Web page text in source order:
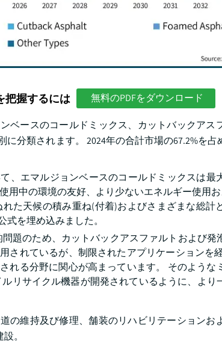
把握するには 無料のPDFをダウンロード
ベースのコールドミックス、カットバックアス
分類されます。 2024年の合計市場の67.2%を
、エマルジョンベースのコールドミックスは最
用中の環境の友好、より少ないエネルギー使用
た天候の積み重ね(付着)およびさまざまな総計
を埋め込みました。
題のため、カットバックアスファルトおよび
されているが、制限されたアプリケーションを
れる分野に関心が高まっています。 そのような
リサイクル機器が開発されているように、より
の維持及び修理、舗装のリハビリテーションお
。